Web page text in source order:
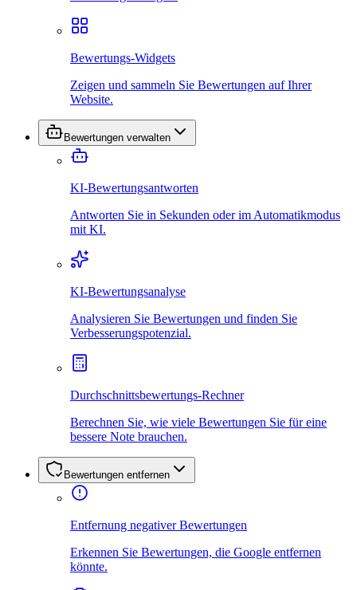
Bewertungs-Widgets
Zeigen und sammeln Sie Bewertungen auf Ihrer
Website.
Bewertungen verwalten
KI-Bewertungsantworten
Antworten Sie in Sekunden oder im Automatikmodus
mit KI.
KI-Bewertungsanalyse
Analysieren Sie Bewertungen und finden Sie
Verbesserungspotenzial.
Durchschnittsbewertungs-Rechner
Berechnen Sie, wie viele Bewertungen Sie für eine
bessere Note brauchen.
Bewertungen entfernen
Entfernung negativer Bewertungen
Erkennen Sie Bewertungen, die Google entfernen
könnte.